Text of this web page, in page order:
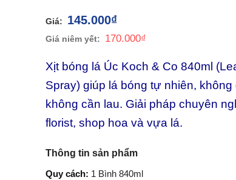
170.000₫
145.000₫
Xịt bóng lá Úc Koch & Co 840ml
Spray) giúp lá bóng tự nhiên, không
không cần lau. Giải pháp chuyên
florist, shop hoa và vựa lá.
Thông tin sản phẩm
Quy cách: 1 Bình 840ml